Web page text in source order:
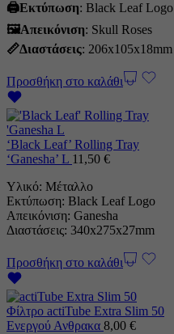
🖨️Εκτύπωση: Black Leaf Logo
🖼Απεικόνιση: Skull Roses
📏Διαστάσεις: 206x105x18mm
Προσθήκη στο καλάθι
‘Black Leaf’ Rolling Tray
‘Ganesha’ L 11,50 €
Υλικό: Mέταλλο
Εκτύπωση: Black Leaf Logo
Απεικόνιση: Ganesha
Διαστάσεις: 340x275x27mm
Προσθήκη στο καλάθι
Φίλτρο actiTube Extra Slim 50
Ενεργού Ανθρακα 8,00 €